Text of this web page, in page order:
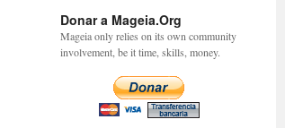
Donar a Mageia.Org
Mageia only relies on its own community
involvement, be it time, skills, money.